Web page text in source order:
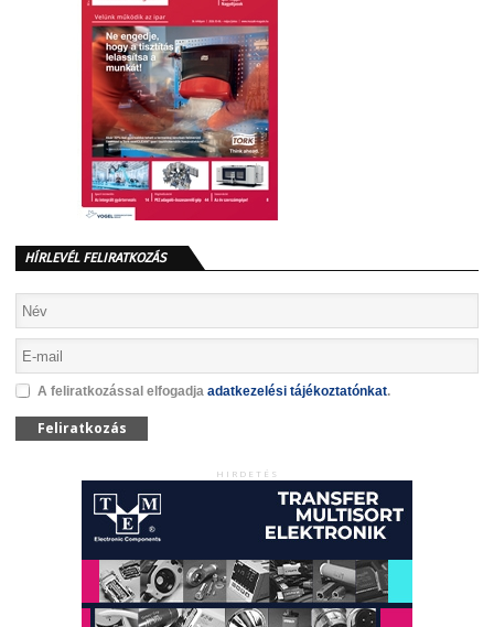
HÍRLEVÉL FELIRATKOZÁS
A feliratkozással elfogadja adatkezelési tájékoztatónkat.
Feliratkozás
HIRDETÉS